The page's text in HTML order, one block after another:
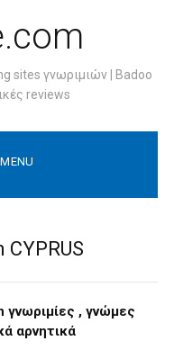
sites γνωριμιών | Badoo
reviews
γνωριμίες , γνώμες
αρνητικά